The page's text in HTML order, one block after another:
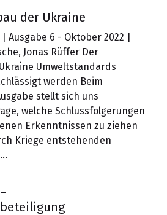
der Ukraine
6 - Oktober 2022 |
Jonas Rüffer Der
Umweltstandards
werden Beim
stellt sich uns
welche Schlussfolgerungen
Erkenntnissen zu ziehen
Kriege entstehenden